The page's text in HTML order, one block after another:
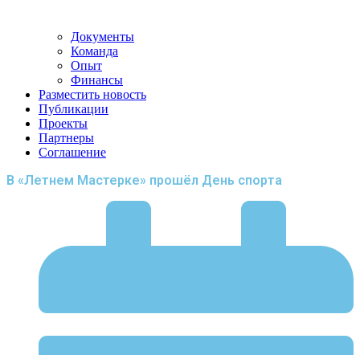
Документы
Команда
Опыт
Финансы
Разместить новость
Публикации
Проекты
Партнеры
Соглашение
В «Летнем Мастерке» прошёл День спорта